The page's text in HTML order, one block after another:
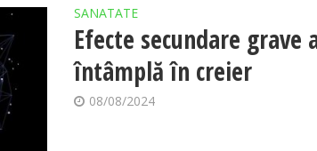
SANATATE
Efecte secundare grave
întâmplă în creier
08/08/2024